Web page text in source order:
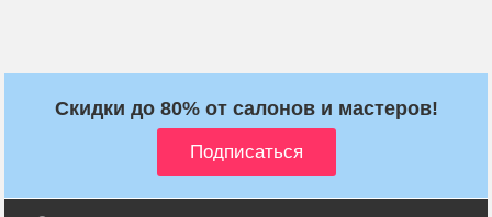
Скидки до 80% от салонов и мастеров!